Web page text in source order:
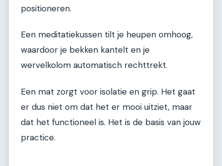
positioneren.
Een meditatiekussen tilt je heupen omhoog,
waardoor je bekken kantelt en je
wervelkolom automatisch rechttrekt.
Een mat zorgt voor isolatie en grip. Het gaat
er dus niet om dat het er mooi uitziet, maar
dat het functioneel is. Het is de basis van jouw
practice.